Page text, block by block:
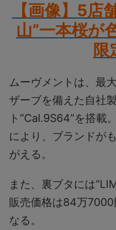
【画像】5店
山”一本桜が
限
ムーヴメントは、最
ザーブを備えた自社
ト“Cal.9S64”を搭載
により、ブランドが
がえる。
また、裏ブタには
販売価格は84万7000
なる。